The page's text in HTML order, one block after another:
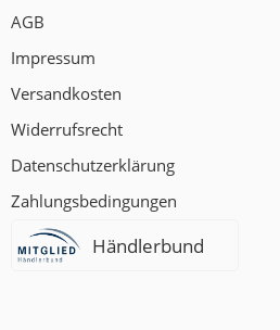
AGB
Impressum
Versandkosten
Widerrufsrecht
Datenschutzerklärung
Zahlungsbedingungen
Händlerbund